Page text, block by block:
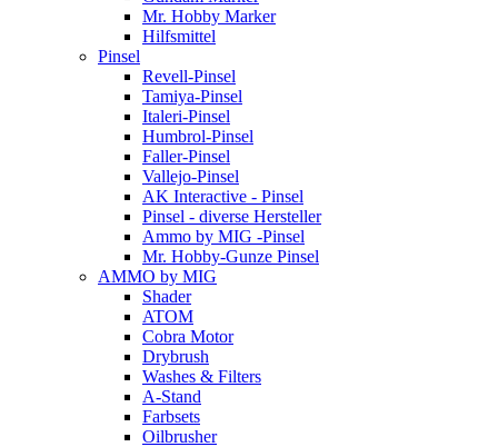
Mr. Hobby Marker
Hilfsmittel
Pinsel
Revell-Pinsel
Tamiya-Pinsel
Italeri-Pinsel
Humbrol-Pinsel
Faller-Pinsel
Vallejo-Pinsel
AK Interactive - Pinsel
Pinsel - diverse Hersteller
Ammo by MIG -Pinsel
Mr. Hobby-Gunze Pinsel
AMMO by MIG
Shader
ATOM
Cobra Motor
Drybrush
Washes & Filters
A-Stand
Farbsets
Oilbrusher